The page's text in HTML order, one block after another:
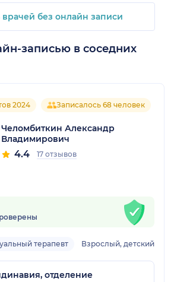
врачей без онлайн записи
записью в соседних
2024 Записалось 68 человек
Челомбиткин Александр
Владимирович
4.4 17 отзывов
терапевт Взрослый, детский
отделение